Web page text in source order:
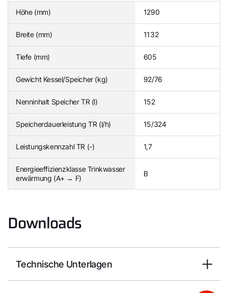
Höhe (mm) 1290
Breite (mm) 1132
Tiefe (mm) 605
Gewicht Kessel/Speicher (kg) 92/76
Nenninhalt Speicher TR (l) 152
Speicherdauerleistung TR (l/h) 15/324
Leistungskennzahl TR (-) 1,7
Energieeffizienzklasse Trinkwasser
erwärmung (A+ → F)
B
Downloads
Technische Unterlagen